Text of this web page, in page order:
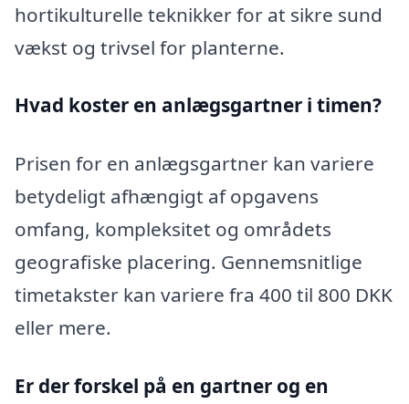
hortikulturelle teknikker for at sikre sund
vækst og trivsel for planterne.
Hvad koster en anlægsgartner i timen?
Prisen for en anlægsgartner kan variere
betydeligt afhængigt af opgavens
omfang, kompleksitet og områdets
geografiske placering. Gennemsnitlige
timetakster kan variere fra 400 til 800 DKK
eller mere.
Er der forskel på en gartner og en